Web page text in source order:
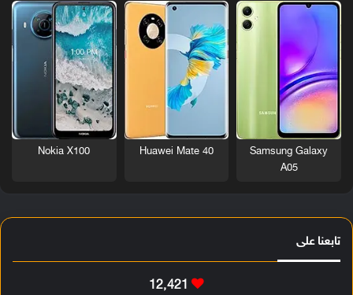
Samsung Galaxy
A05
Huawei Mate 40
Nokia X100
تابعنا على
12٬421